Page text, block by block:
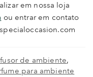
em nossa loja
ou entrar em contato
de ambiente,
para ambiente